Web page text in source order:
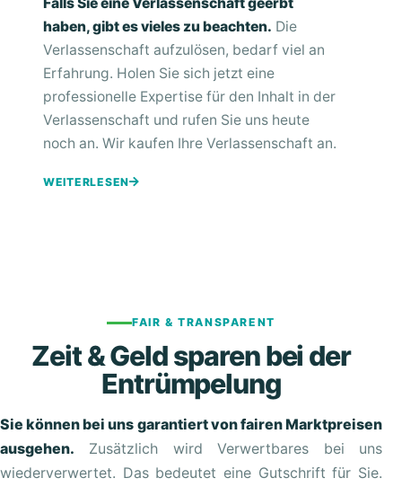
haben, gibt es vieles zu beachten. Die
Verlassenschaft aufzulösen, bedarf viel an
Erfahrung. Holen Sie sich jetzt eine
professionelle Expertise für den Inhalt in der
Verlassenschaft und rufen Sie uns heute
noch an. Wir kaufen Ihre Verlassenschaft an.
WEITERLESEN
FAIR & TRANSPARENT
Zeit & Geld sparen bei der
Entrümpelung
Sie können bei uns garantiert von fairen Marktpreisen
ausgehen. Zusätzlich wird Verwertbares bei uns
wiederverwertet. Das bedeutet eine Gutschrift für Sie.